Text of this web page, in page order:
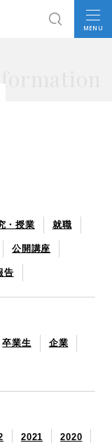
MENU
・授業 就職
公開講座
告
卒業生 企業
2021 2020